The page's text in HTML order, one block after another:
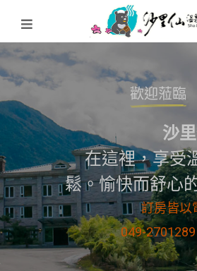
ENJOY!!
享受溫泉
的寧靜與
Discover More